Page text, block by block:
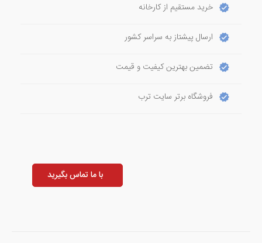
خرید مستقیم از کارخانه
ارسال پیشتاز به سراسر کشور
تضمین بهترین کیفیت و قیمت
فروشگاه برتر سایت ترب
با ما تماس بگیرید